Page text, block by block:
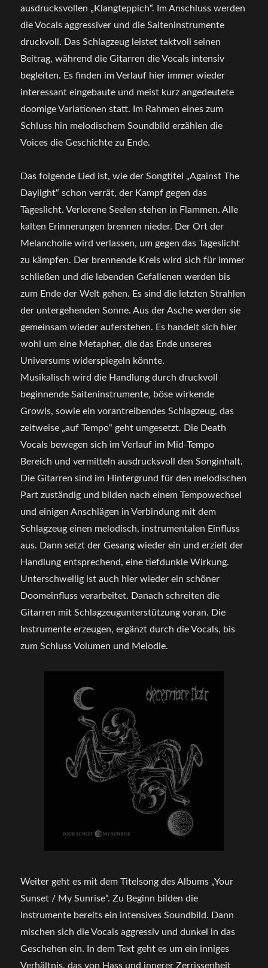
ausdrucksvollen „Klangteppich“. Im Anschluss werden
die Vocals aggressiver und die Saiteninstrumente
druckvoll. Das Schlagzeug leistet taktvoll seinen
Beitrag, während die Gitarren die Vocals intensiv
begleiten. Es finden im Verlauf hier immer wieder
interessant eingebaute und meist kurz angedeutete
doomige Variationen statt. Im Rahmen eines zum
Schluss hin melodischem Soundbild erzählen die
Voices die Geschichte zu Ende.
Das folgende Lied ist, wie der Songtitel „Against The
Daylight“ schon verrät, der Kampf gegen das
Tageslicht. Verlorene Seelen stehen in Flammen. Alle
kalten Erinnerungen brennen nieder. Der Ort der
Melancholie wird verlassen, um gegen das Tageslicht
zu kämpfen. Der brennende Kreis wird sich für immer
schließen und die lebenden Gefallenen werden bis
zum Ende der Welt gehen. Es sind die letzten Strahlen
der untergehenden Sonne. Aus der Asche werden sie
gemeinsam wieder auferstehen. Es handelt sich hier
wohl um eine Metapher, die das Ende unseres
Universums widerspiegeln könnte.
Musikalisch wird die Handlung durch druckvoll
beginnende Saiteninstrumente, böse wirkende
Growls, sowie ein vorantreibendes Schlagzeug, das
zeitweise „auf Tempo“ geht umgesetzt. Die Death
Vocals bewegen sich im Verlauf im Mid-Tempo
Bereich und vermitteln ausdrucksvoll den Songinhalt.
Die Gitarren sind im Hintergrund für den melodischen
Part zuständig und bilden nach einem Tempowechsel
und einigen Anschlägen in Verbindung mit dem
Schlagzeug einen melodisch, instrumentalen Einfluss
aus. Dann setzt der Gesang wieder ein und erzielt der
Handlung entsprechend, eine tiefdunkle Wirkung.
Unterschwellig ist auch hier wieder ein schöner
Doomeinfluss verarbeitet. Danach schreiten die
Gitarren mit Schlagzeugunterstützung voran. Die
Instrumente erzeugen, ergänzt durch die Vocals, bis
zum Schluss Volumen und Melodie.
Weiter geht es mit dem Titelsong des Albums „Your
Sunset / My Sunrise“. Zu Beginn bilden die
Instrumente bereits ein intensives Soundbild. Dann
mischen sich die Vocals aggressiv und dunkel in das
Geschehen ein. In dem Text geht es um ein inniges
Verhältnis, das von Hass und innerer Zerrissenheit